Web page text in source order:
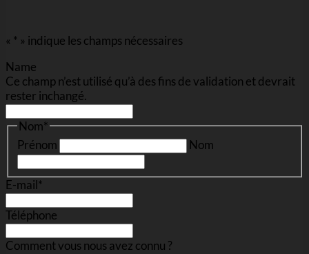
« * » indique les champs nécessaires
Name
Ce champ n’est utilisé qu’à des fins de validation et devrait
rester inchangé.
Nom*
Prénom
Nom
E-mail*
Téléphone
Comment vous nous avez connu ?